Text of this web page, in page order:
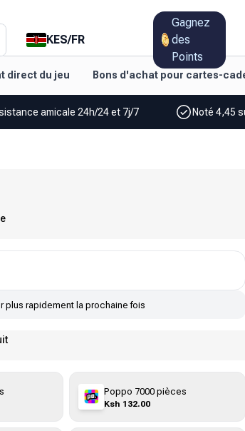
KES/FR
Gagnez
des
Points
direct du jeu Bons d'achat pour cartes-
amicale 24h/24 et 7j/7 Noté 4,45
plus rapidement la prochaine fois
Poppo 7000 pièces
Ksh 132.00